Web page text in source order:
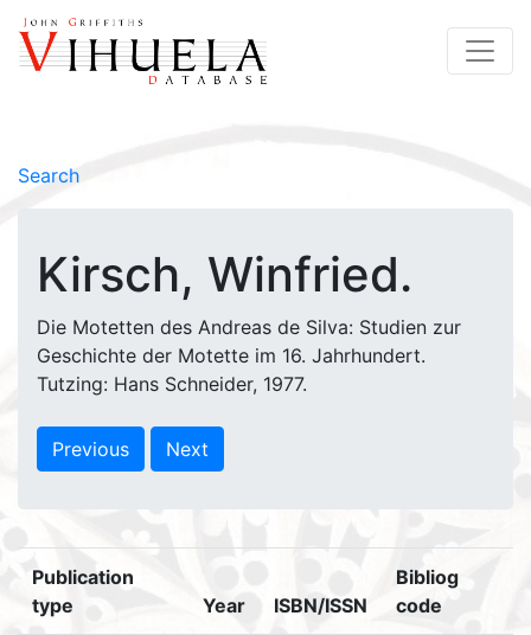
Search
Kirsch, Winfried.
Die Motetten des Andreas de Silva: Studien zur
Geschichte der Motette im 16. Jahrhundert.
Tutzing: Hans Schneider, 1977.
Previous Next
Publication
type
Year ISBN/ISSN
Bibliog
code